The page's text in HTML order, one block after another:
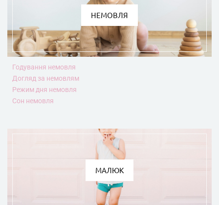
НЕМОВЛЯ
Годування немовля
Догляд за немовлям
Режим дня немовля
Сон немовля
МАЛЮК